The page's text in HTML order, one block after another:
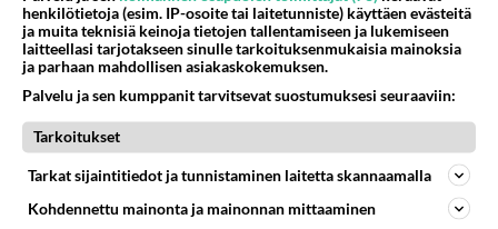
elävä Satu sai jättimäisen
rahasalkun Henry-
miljonääriltä
Tiesitkö? Martina Aitolehden
isäpuoli on tämä suosittu
laulaja
Luetuimmat: Aarne Pelkonen
ja Noora Louhimo vihdoinkin
henkilötietoja (esim. IP-osoite tai laitetunniste) käyttäen evästeitä
ja muita teknisiä keinoja tietojen tallentamiseen ja lukemiseen
laitteellasi tarjotakseen sinulle tarkoituksenmukaisia mainoksia
ja parhaan mahdollisen asiakaskokemuksen.
Palvelu ja sen kumppanit tarvitsevat suostumuksesi seuraaviin:
Tarkoitukset
Tarkat sijaintitiedot ja tunnistaminen laitetta skannaamalla
Kohdennettu mainonta ja mainonnan mittaaminen